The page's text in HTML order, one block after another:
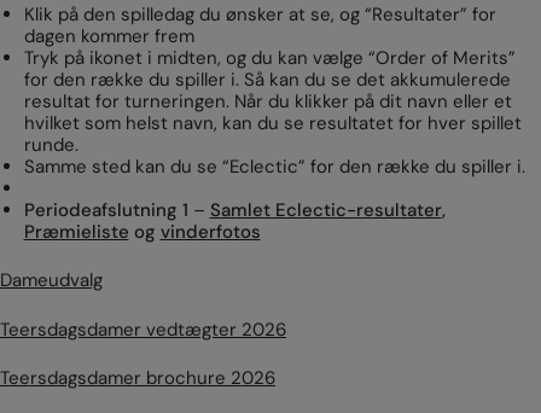
Klik på den spilledag du ønsker at se, og “Resultater” for
dagen kommer frem
Tryk på ikonet i midten, og du kan vælge “Order of Merits”
for den række du spiller i. Så kan du se det akkumulerede
resultat for turneringen. Når du klikker på dit navn eller et
hvilket som helst navn, kan du se resultatet for hver spillet
runde.
Samme sted kan du se “Eclectic” for den række du spiller i.
Periodeafslutning 1 – Samlet Eclectic-resultater,
Præmieliste og vinderfotos
Dameudvalg
Teersdagsdamer vedtægter 2026
Teersdagsdamer brochure 2026